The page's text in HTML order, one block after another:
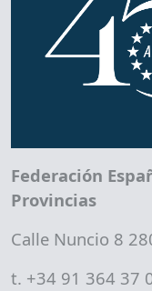
Federación
Provincias
Calle Nuncio 8
t. +34 91 364 37